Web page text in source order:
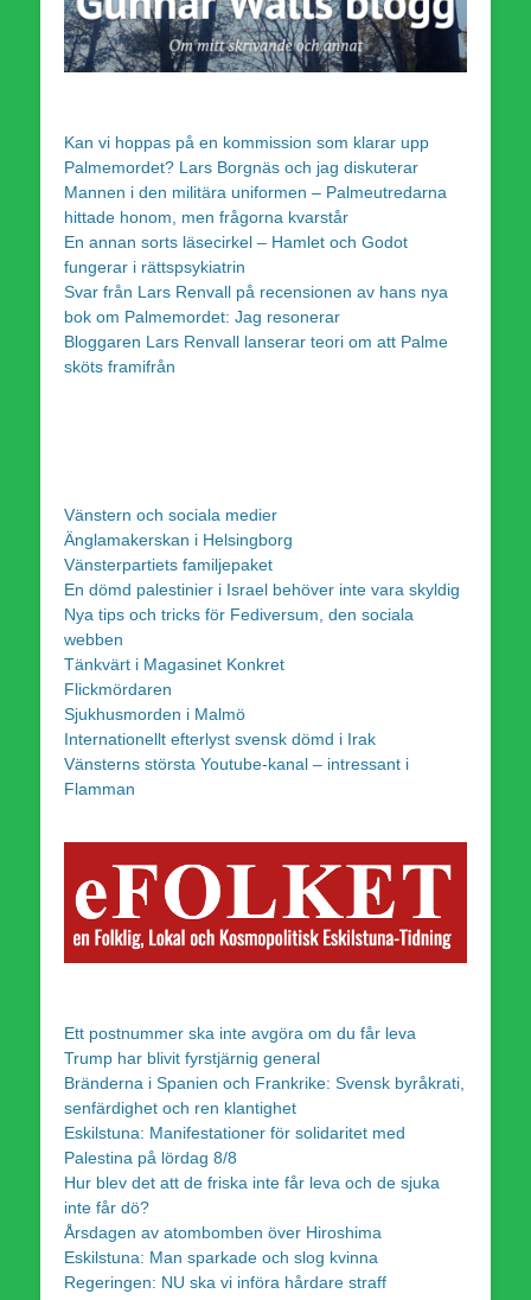
Kan vi hoppas på en kommission som klarar upp
Palmemordet? Lars Borgnäs och jag diskuterar
Mannen i den militära uniformen – Palmeutredarna
hittade honom, men frågorna kvarstår
En annan sorts läsecirkel – Hamlet och Godot
fungerar i rättspsykiatrin
Svar från Lars Renvall på recensionen av hans nya
bok om Palmemordet: Jag resonerar
Bloggaren Lars Renvall lanserar teori om att Palme
sköts framifrån
Vänstern och sociala medier
Änglamakerskan i Helsingborg
Vänsterpartiets familjepaket
En dömd palestinier i Israel behöver inte vara skyldig
Nya tips och tricks för Fediversum, den sociala
webben
Tänkvärt i Magasinet Konkret
Flickmördaren
Sjukhusmorden i Malmö
Internationellt efterlyst svensk dömd i Irak
Vänsterns största Youtube-kanal – intressant i
Flamman
Ett postnummer ska inte avgöra om du får leva
Trump har blivit fyrstjärnig general
Bränderna i Spanien och Frankrike: Svensk byråkrati,
senfärdighet och ren klantighet
Eskilstuna: Manifestationer för solidaritet med
Palestina på lördag 8/8
Hur blev det att de friska inte får leva och de sjuka
inte får dö?
Årsdagen av atombomben över Hiroshima
Eskilstuna: Man sparkade och slog kvinna
Regeringen: NU ska vi införa hårdare straff